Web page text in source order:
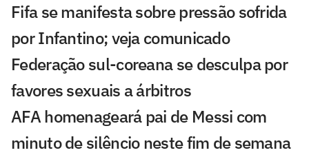
Fifa se manifesta sobre pressão sofrida
por Infantino; veja comunicado
Federação sul-coreana se desculpa por
favores sexuais a árbitros
AFA homenageará pai de Messi com
minuto de silêncio neste fim de semana